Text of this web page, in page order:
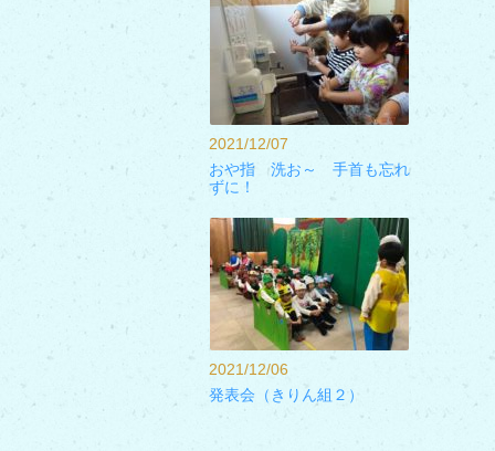
2021/12/07
おや指 洗お～ 手首も忘れ
ずに！
2021/12/06
発表会（きりん組２）